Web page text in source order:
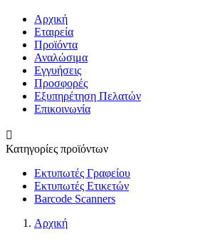
Αρχική
Εταιρεία
Προϊόντα
Αναλώσιμα
Εγγυήσεις
Προσφορές
Εξυπηρέτηση Πελατών
Επικοινωνία

Κατηγορίες προϊόντων
Εκτυπωτές Γραφείου
Εκτυπωτές Ετικετών
Barcode Scanners
Αρχική